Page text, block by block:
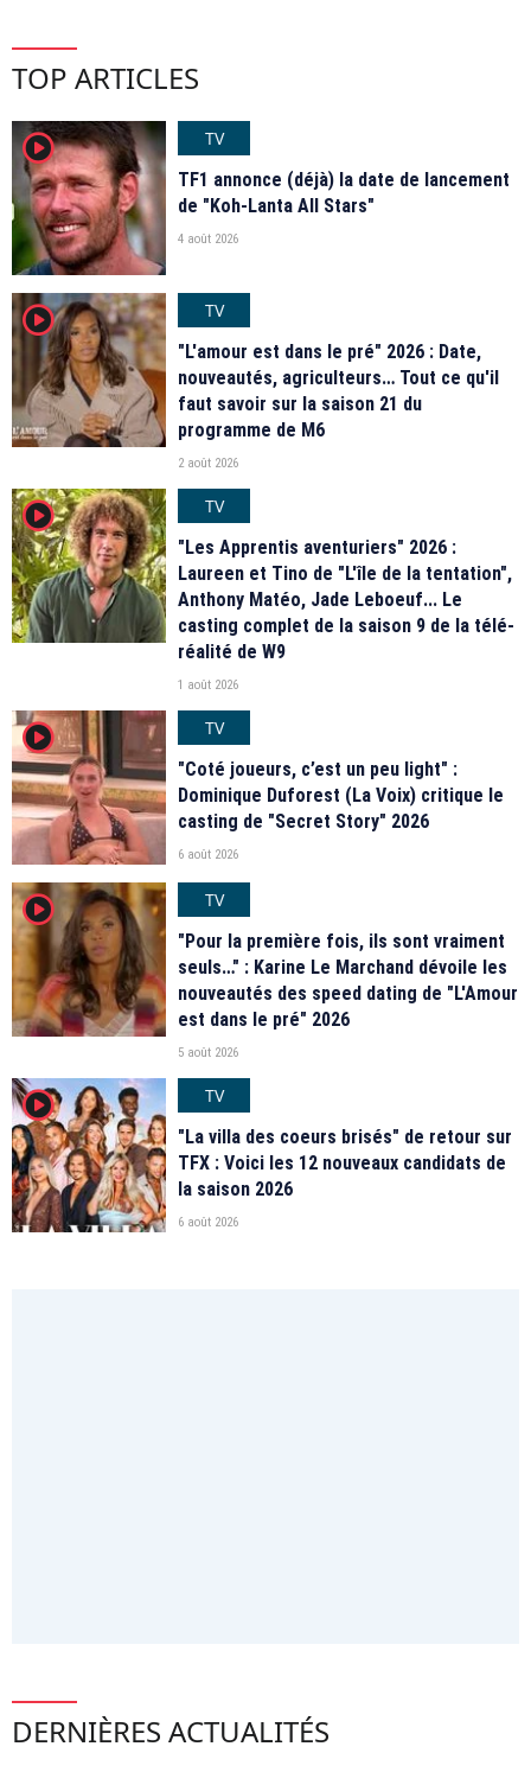
TOP ARTICLES
player2
TV
TF1 annonce (déjà) la date de lancement
de "Koh-Lanta All Stars"
4 août 2026
player2
TV
"L'amour est dans le pré" 2026 : Date,
nouveautés, agriculteurs… Tout ce qu'il
faut savoir sur la saison 21 du
programme de M6
2 août 2026
player2
TV
"Les Apprentis aventuriers" 2026 :
Laureen et Tino de "L'île de la tentation",
Anthony Matéo, Jade Leboeuf... Le
casting complet de la saison 9 de la télé-
réalité de W9
1 août 2026
player2
TV
"Coté joueurs, c’est un peu light" :
Dominique Duforest (La Voix) critique le
casting de "Secret Story" 2026
6 août 2026
player2
TV
"Pour la première fois, ils sont vraiment
seuls…" : Karine Le Marchand dévoile les
nouveautés des speed dating de "L'Amour
est dans le pré" 2026
5 août 2026
player2
TV
"La villa des coeurs brisés" de retour sur
TFX : Voici les 12 nouveaux candidats de
la saison 2026
6 août 2026
DERNIÈRES ACTUALITÉS